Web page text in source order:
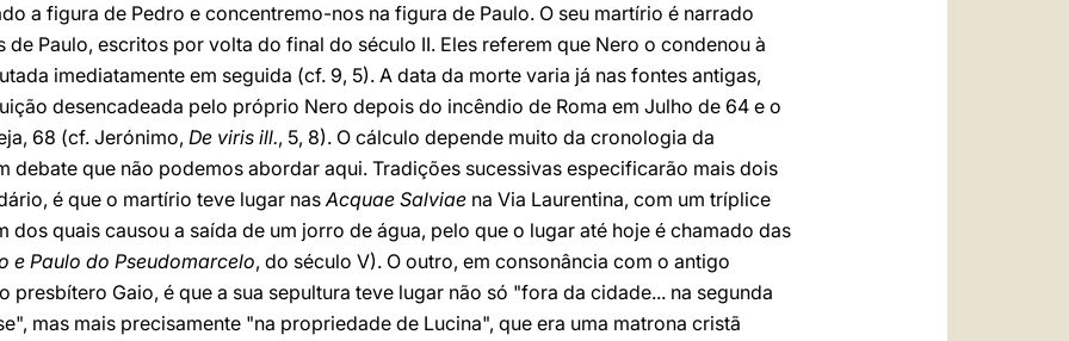
a figura de Pedro e concentremo-nos na figura de Paulo. O seu martírio é narrado
Paulo, escritos por volta do final do século II. Eles referem que Nero o condenou à
imediatamente em seguida (cf. 9, 5). A data da morte varia já nas fontes antigas,
desencadeada pelo próprio Nero depois do incêndio de Roma em Julho de 64 e o
68 (cf. Jerónimo, De viris ill., 5, 8). O cálculo depende muito da cronologia da
debate que não podemos abordar aqui. Tradições sucessivas especificarão mais dois
é que o martírio teve lugar nasAcquae Salviae na Via Laurentina, com um tríplice
dos quais causou a saída de um jorro de água, pelo que o lugar até hoje é chamado das
e Paulo do Pseudomarcelo, do século V). O outro, em consonância com o antigo
presbítero Gaio, é que a sua sepultura teve lugar não só "fora da cidade... na segunda
mas mais precisamente "na propriedade de Lucina", que era uma matrona cristã